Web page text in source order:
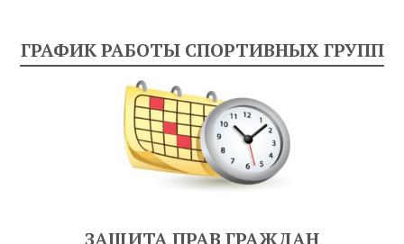
ГРАФИК РАБОТЫ СПОРТИВНЫХ ГРУПП
ЗАЩИТА ПРАВ ГРАЖДАН